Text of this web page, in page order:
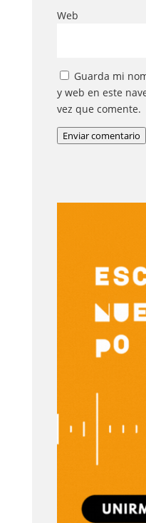
Web
Guarda mi
y web en este
vez que comente.
Enviar comentario